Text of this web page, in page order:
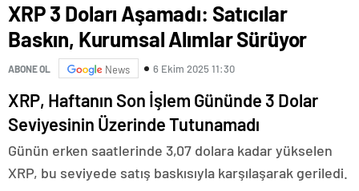
XRP 3 Doları Aşamadı: Satıcılar
Baskın, Kurumsal Alımlar Sürüyor
ABONE OL News 6 Ekim 2025 11:30
XRP, Haftanın Son İşlem Gününde 3 Dolar
Seviyesinin Üzerinde Tutunamadı
Günün erken saatlerinde 3,07 dolara kadar yükselen
XRP, bu seviyede satış baskısıyla karşılaşarak geriledi.